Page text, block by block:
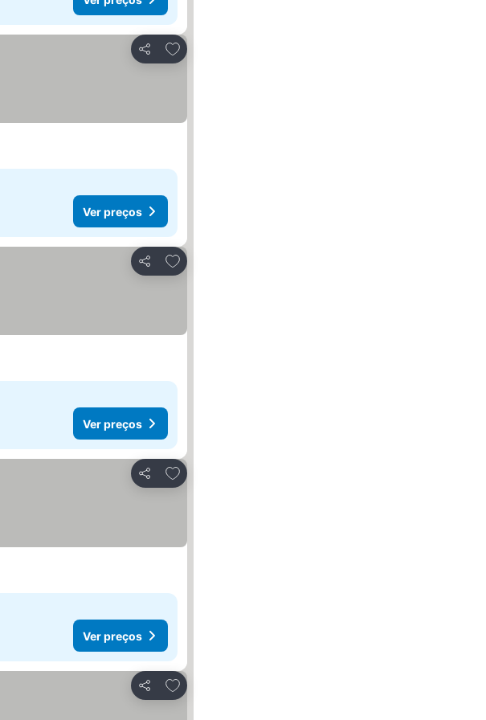
Partilhar
Adicionar aos favoritos
Ver preços
Partilhar
Adicionar aos favoritos
Ver preços
Partilhar
Adicionar aos favoritos
Ver preços
Partilhar
Adicionar aos favoritos